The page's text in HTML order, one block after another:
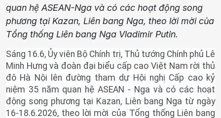
quan hệ ASEAN-Nga và có các hoạt động song
phương tại Kazan, Liên bang Nga, theo lời mời của
Tổng thống Liên bang Nga Vladimir Putin.
Sáng 16.6, Ủy viên Bộ Chính trị, Thủ tướng Chính phủ Lê
Minh Hưng và đoàn đại biểu cấp cao Việt Nam rời thủ
đô Hà Nội lên đường tham dự Hội nghị Cấp cao kỷ
niệm 35 năm quan hệ ASEAN - Nga và có các hoạt
động song phương tại Kazan, Liên bang Nga từ ngày
16-18.6.2026, theo lời mời của Tổng thống Liên bang